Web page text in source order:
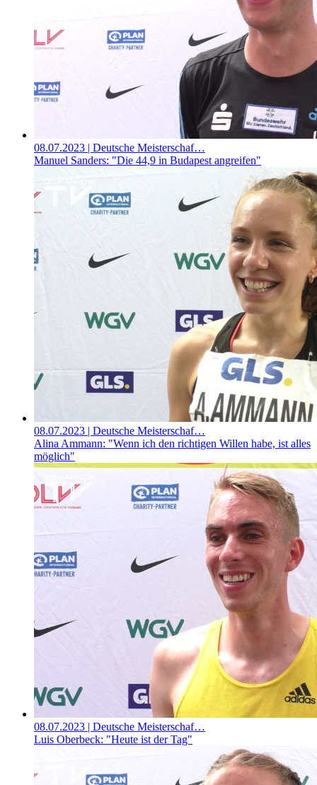
08.07.2023 | Deutsche Meisterschaf…
Manuel Sanders: "Die 44,9 in Budapest angreifen"
08.07.2023 | Deutsche Meisterschaf…
Alina Ammann: "Wenn ich den richtigen Willen habe, ist alles
möglich"
08.07.2023 | Deutsche Meisterschaf…
Luis Oberbeck: "Heute ist der Tag"